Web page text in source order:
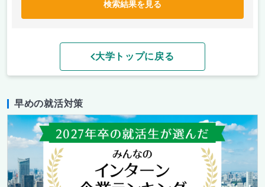
検索結果を見る
大学トップに戻る
早めの就活対策